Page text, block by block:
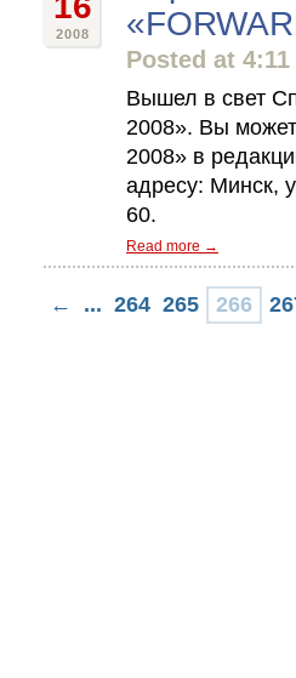
2008
Posted at 4:11
Вышел в свет
2008». Вы
2008» в
адресу: Минск,
60.
Read more →
← ... 264 265 266